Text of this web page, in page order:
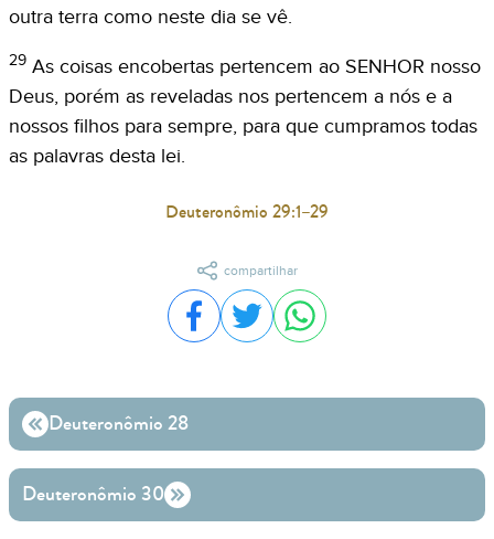
outra terra como neste dia se vê.
29 As coisas encobertas pertencem ao SENHOR nosso
Deus, porém as reveladas nos pertencem a nós e a
nossos filhos para sempre, para que cumpramos todas
as palavras desta lei.
Deuteronômio 29:1–29
compartilhar
Compartilhar no Facebook
Compartilhar no Twitter
Compartilhar no
Deuteronômio 28
Deuteronômio 30